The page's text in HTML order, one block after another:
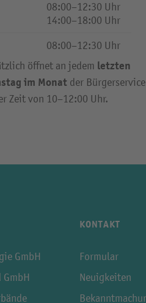
08:00–12:30 Uhr
14:00–18:00 Uhr
08:00–12:30 Uhr
öffnet an jedem letzten
im Monatder Bürgerservice
Zeit von 10–12:00 Uhr.
GmbH
KONTAKT
Formular
Neuigkeiten